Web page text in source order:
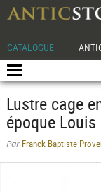
CATALOGUE
Lustre cage
époque
ParFranck Baptiste